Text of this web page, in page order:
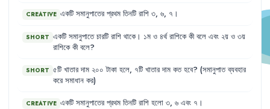
CREATIVE একটি সমানুপাতের প্রথম তিনটি রাশি ৩, ৬, ৭ ।
SHORT একটি সমানুপাতে চারটি রাশি থাকে। ১ম ও ৪র্থ রাশিকে কী বলে এবং ২য় ও ৩য়
রাশিকে কী বলে?
SHORT ৫টি খাতার দাম ২০০ টাকা হলে, ৭টি খাতার দাম কত হবে? (সমানুপাত ব্যবহার
করে সমাধান কর)
CREATIVE একটি সমানুপাতের প্রথম তিনটি রাশি হলো ৩, ৬ এবং ৭ ।